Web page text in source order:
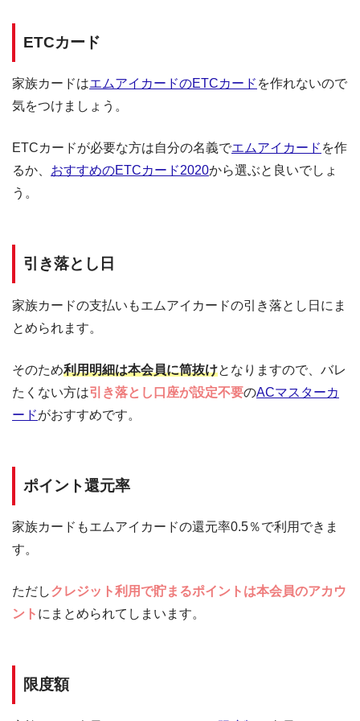
ETCカード
家族カードはエムアイカードのETCカード を作れないので
気をつけましょう。
ETCカードが必要な方は自分の名義でエムアイカード を作
るか、 おすすめのETCカード2020から選ぶと良いでしょ
う。
引き落とし日
家族カードの支払いもエムアイカードの引き落とし日にま
とめられます。
そのため利用明細は本会員に筒抜けとなりますので、バレ
たくない方は引き落とし口座が設定不要のACマスターカ
ードがおすすめです。
ポイント還元率
家族カードもエムアイカードの還元率0.5％で利用できま
す。
ただしクレジット利用で貯まるポイントは本会員のアカウ
ント にまとめられてしまいます。
限度額